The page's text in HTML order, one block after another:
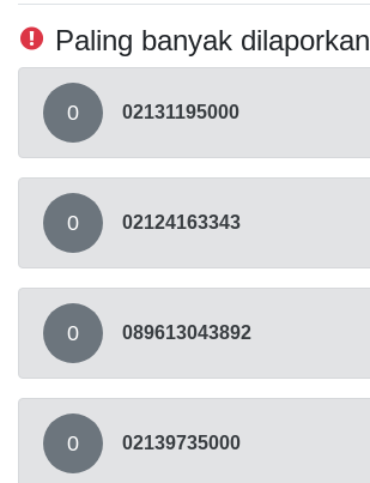
Paling banyak dilaporkan
0 02131195000
0 02124163343
0 089613043892
0 02139735000